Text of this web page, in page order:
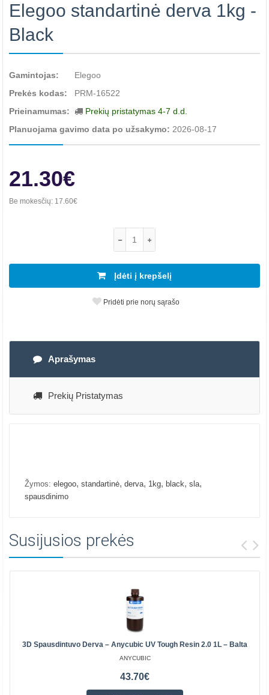
Elegoo standartinė derva 1kg -
Black
Gamintojas:
Elegoo
Prekės kodas:
PRM-16522
Prieinamumas:
Prekių pristatymas 4-7 d.d.
Planuojama gavimo data po užsakymo: 2026-08-17
21.30€
Be mokesčių: 17.60€
Įdėti į krepšelį
Pridėti prie norų sąrašo
Aprašymas
Prekių Pristatymas
Žymos: elegoo, standartinė, derva, 1kg, black, sla,
spausdinimo
Susijusios prekės
3D Spausdintuvo Derva – Anycubic UV Tough Resin 2.0 1L – Balta
ANYCUBIC
43.70€